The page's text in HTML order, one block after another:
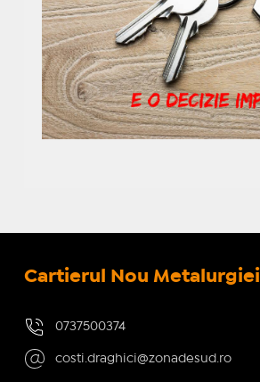
Cartierul Nou Metalurgiei
0737500374
costi.draghici@zonadesud.ro